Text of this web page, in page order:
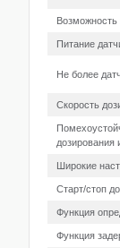
Возможность
Питание
Не более
Скорость
дозирования
Широкие
Старт/стоп
Функция
Функция